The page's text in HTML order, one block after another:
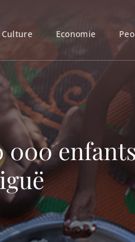
Culture Economie